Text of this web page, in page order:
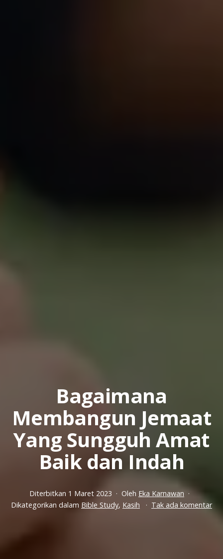
Bagaimana
Membangun Jemaat
Yang Sungguh Amat
Baik dan Indah
Diterbitkan 1 Maret 2023 Oleh Eka Karnawan
Dikategorikan dalam Bible Study, Kasih Tak ada komentar